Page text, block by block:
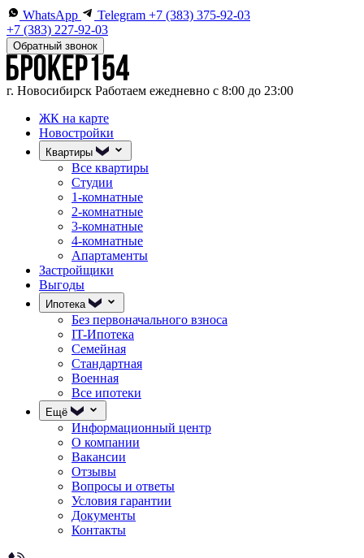
WhatsApp Telegram +7 (383) 375-92-03
+7 (383) 227-92-03
Обратный звонок
г. Новосибирск Работаем ежедневно с 8:00 до 23:00
ЖК на карте
Новостройки
Квартиры
Все квартиры
Студии
1-комнатные
2-комнатные
3-комнатные
4-комнатные
Апартаменты
Застройщики
Выгоды
Ипотека
Без первоначального взноса
IT-Ипотека
Семейная
Стандартная
Военная
Все ипотеки
Ещё
Информационный центр
О компании
Вакансии
Отзывы
Вопросы и ответы
Условия гарантии
Документы
Контакты